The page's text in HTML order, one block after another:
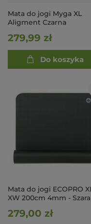
Mata do jogi Myga XL
Aligment Czarna
279,99 zł
Do koszyka
Mata do jogi ECOPRO
XW 200cm 4mm - Szara
279,00 zł